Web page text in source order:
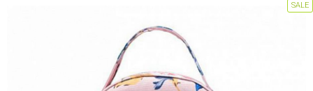
SALE